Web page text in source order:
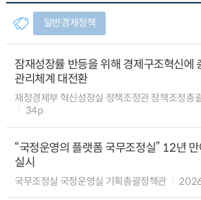
일반경제정책
잠재성장률 반등을 위해 경제구조혁신에
관리체계 대전환
재정경제부 혁신성장실 정책조정관 정책조정총
34p
“국정운영의 플랫폼 국무조정실” 12년
실시
국무조정실 국정운영실 기획총괄정책관